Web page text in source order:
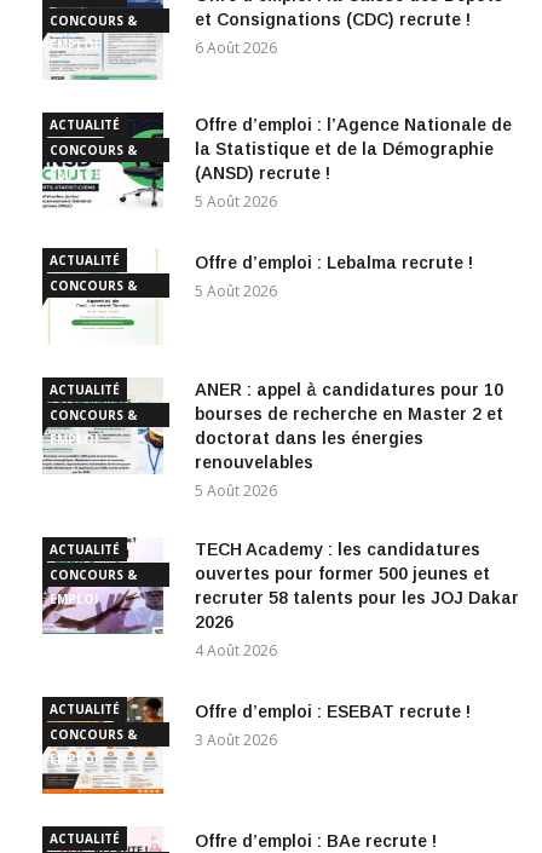
CONCOURS &
EMPLOI
et Consignations (CDC) recrute !
6 Août 2026
ACTUALITÉ
CONCOURS &
EMPLOI
Offre d’emploi : l’Agence Nationale de
la Statistique et de la Démographie
(ANSD) recrute !
5 Août 2026
ACTUALITÉ
CONCOURS &
EMPLOI
Offre d’emploi : Lebalma recrute !
5 Août 2026
ACTUALITÉ
CONCOURS &
EMPLOI
ANER : appel à candidatures pour 10
bourses de recherche en Master 2 et
doctorat dans les énergies
renouvelables
5 Août 2026
ACTUALITÉ
CONCOURS &
EMPLOI
TECH Academy : les candidatures
ouvertes pour former 500 jeunes et
recruter 58 talents pour les JOJ Dakar
2026
4 Août 2026
ACTUALITÉ
CONCOURS &
EMPLOI
Offre d’emploi : ESEBAT recrute !
3 Août 2026
ACTUALITÉ
Offre d’emploi : BAe recrute !